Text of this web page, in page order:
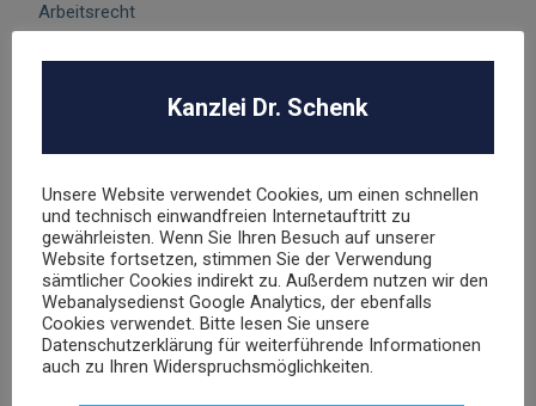
Arbeitsrecht
negative Bewertungen
Presserecht
Urheberrecht
Veranstaltungsrecht
Versicherungsrecht
Vertragsrecht
Wettbewerbsrecht
Kanzlei Dr. Schenk
Unsere Website verwendet Cookies, um einen schnellen
und technisch einwandfreien Internetauftritt zu
gewährleisten. Wenn Sie Ihren Besuch auf unserer
Website fortsetzen, stimmen Sie der Verwendung
sämtlicher Cookies indirekt zu. Außerdem nutzen wir den
Webanalysedienst Google Analytics, der ebenfalls
Cookies verwendet. Bitte lesen Sie unsere
Datenschutzerklärung für weiterführende Informationen
auch zu Ihren Widerspruchsmöglichkeiten.